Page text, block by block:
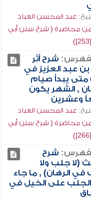
عبد المحسن العباد
محاضرة ( شرح سنن أبي
شرح أثر
عبد العزيز في
متى يبدأ صيام
, الشهر يكون
وعشرين
عبد المحسن العباد
محاضرة ( شرح سنن أبي
شرح
(لا جلب ولا
الرهان) , ما جاء
على الخيل في